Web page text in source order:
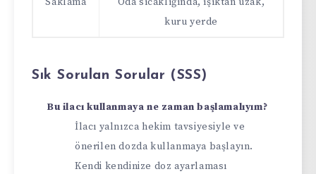
kuru yerde
Sık Sorulan Sorular (SSS)
Bu ilacı kullanmaya ne zaman başlamalıyım?
İlacı yalnızca hekim tavsiyesiyle ve
önerilen dozda kullanmaya başlayın.
Kendi kendinize doz ayarlaması